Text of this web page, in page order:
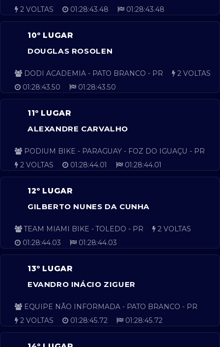
2 VOLTAS
01:28:43.48 01:28:43.48
10º LUGAR
DOUGLAS ROSOLEN
DODI ACADEMIA - PATO BRANCO - PR
2 VOLTAS
01:28:43.50
01:28:43.50
11º LUGAR
ALEXANDRE CARVALHO
PODIUM BIKE - PARAGUAY - FOZ DO IGUAÇU - PR
2 VOLTAS
01:28:44.01 01:28:44.01
12º LUGAR
GILBERTO NUNES DA CUNHA
TEAM MIAMI BIKE - TOLEDO - PR
2 VOLTAS
01:28:44.03
01:28:44.03
13º LUGAR
EVANDRO INÁCIO ZIGUER
EQUIPE NÃO INFORMADA - PATO BRANCO - PR
2 VOLTAS
01:28:45.72 01:28:45.72